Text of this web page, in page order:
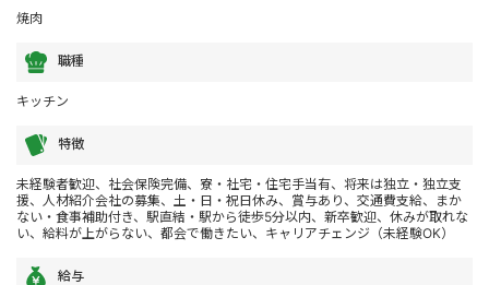
焼肉
職種
キッチン
特徴
未経験者歓迎、社会保険完備、寮・社宅・住宅手当有、将来は独立・独立支
援、人材紹介会社の募集、土・日・祝日休み、賞与あり、交通費支給、まか
ない・食事補助付き、駅直結・駅から徒歩5分以内、新卒歓迎、休みが取れな
い、給料が上がらない、都会で働きたい、キャリアチェンジ（未経験OK）
給与